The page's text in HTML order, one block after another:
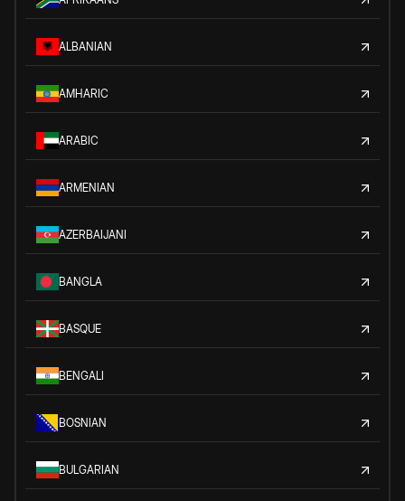
ALBANIAN
AMHARIC
ARABIC
ARMENIAN
AZERBAIJANI
BANGLA
BASQUE
BENGALI
BOSNIAN
BULGARIAN